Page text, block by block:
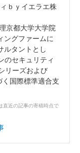
ｂｙイエラエ株
京都大学大学院
ングファームに
ルタントとし
のセキュリティ
リーズおよび
国際標準適合支
直近の記事の寄稿時点で